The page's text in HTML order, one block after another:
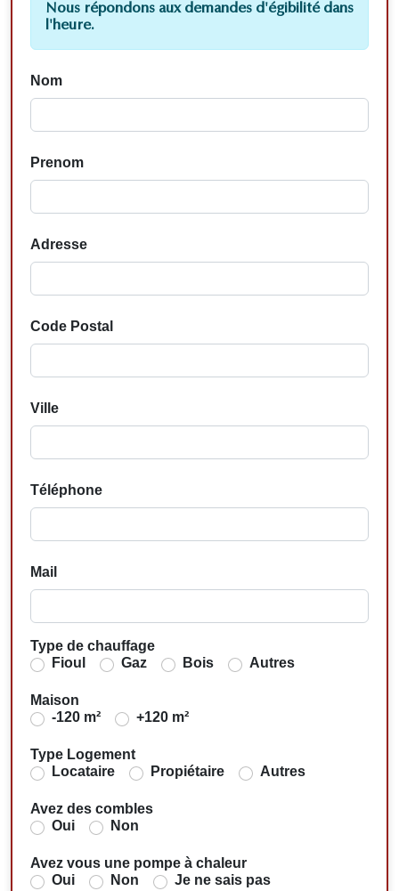
Nous répondons aux demandes d'égibilité dans
l'heure.
Nom
Prenom
Adresse
Code Postal
Ville
Téléphone
Mail
Type de chauffage
Fioul
Gaz Bois Autres
Maison
-120 m²
+120 m²
Type Logement
Locataire
Propiétaire Autres
Avez des combles
Oui
Non
Avez vous une pompe à chaleur
Oui
Non Je ne sais pas